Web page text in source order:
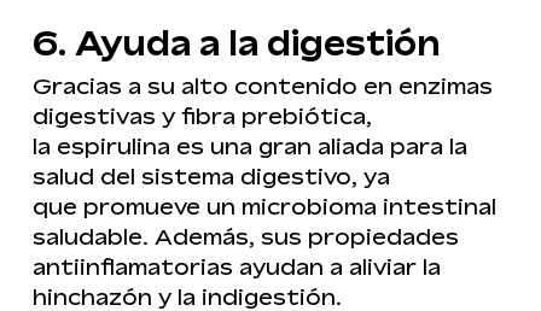
6. Ayuda a la digestión
Gracias a su alto contenido en enzimas
digestivas y fibra prebiótica,
la espirulina es una gran aliada para la
salud del sistema digestivo, ya
que promueve un microbioma intestinal
saludable. Además, sus propiedades
antiinflamatorias ayudan a aliviar la
hinchazón y la indigestión.